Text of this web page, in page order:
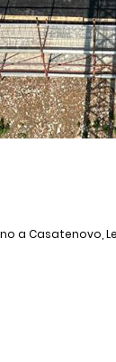
a Casatenovo,